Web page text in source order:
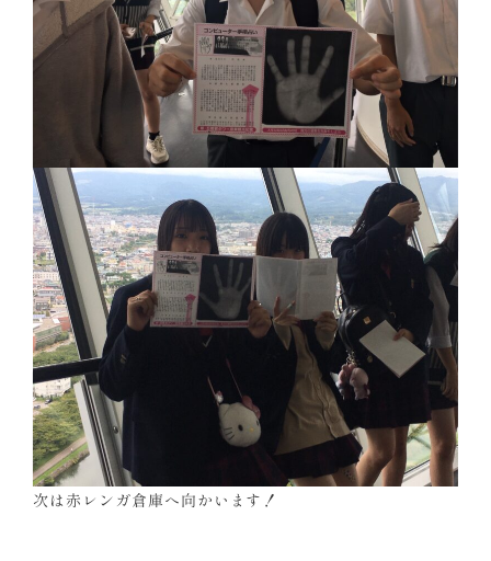
次は赤レンガ倉庫へ向かいます！